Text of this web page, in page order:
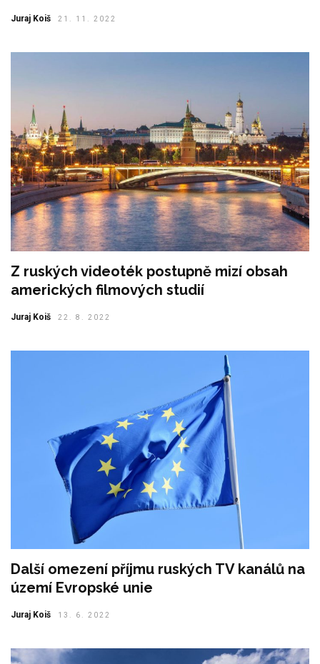
Juraj Koiš 21. 11. 2022
Z ruských videoték postupně mizí obsah
amerických filmových studií
Juraj Koiš 22. 8. 2022
Další omezení příjmu ruských TV kanálů na
území Evropské unie
Juraj Koiš 13. 6. 2022